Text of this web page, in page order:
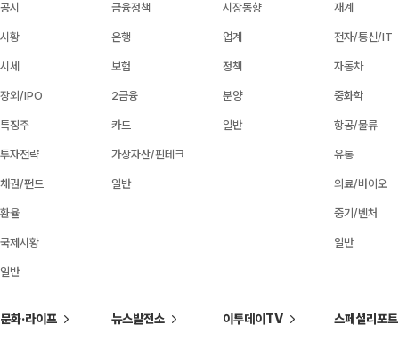
공시
시황
시세
장외/IPO
특징주
투자전략
채권/펀드
환율
국제시황
일반
금융정책
은행
보험
2금융
카드
가상자산/핀테크
일반
시장동향
업계
정책
분양
일반
재계
전자/통신/IT
자동차
중화학
항공/물류
유통
의료/바이오
중기/벤처
일반
문화·라이프 뉴스발전소 이투데이TV 스페셜리포트